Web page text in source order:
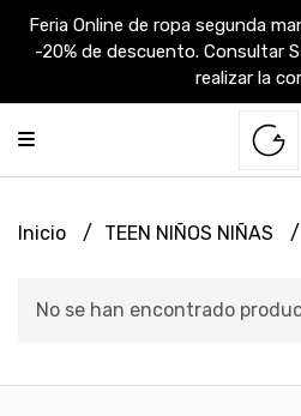
Feria Online de ropa segunda
-20% de descuento. Consultar
realizar la
Inicio TEEN NIÑOS NIÑAS
No se han encontrado